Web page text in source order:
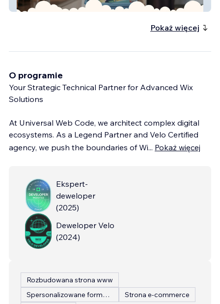
Cleaning Services Vs
Pokaż więcej
O programie
Your Strategic Technical Partner for Advanced Wix
Solutions
At Universal Web Code, we architect complex digital
ecosystems. As a Legend Partner and Velo Certified
agency, we push the boundaries of Wi... Pokaż więcej
Ekspert-
deweloper
(2025)
Deweloper Velo
(2024)
Rozbudowana strona www
Spersonalizowane formularze
Strona e-commerce